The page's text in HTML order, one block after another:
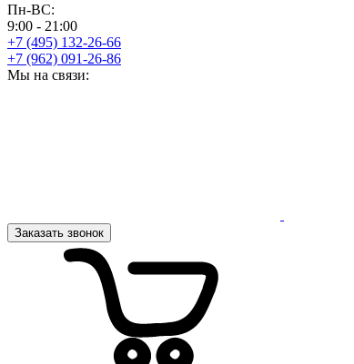
Пн-ВС:
9:00 - 21:00
+7 (495) 132-26-66
+7 (962) 091-26-86
Мы на связи:
Заказать звонок